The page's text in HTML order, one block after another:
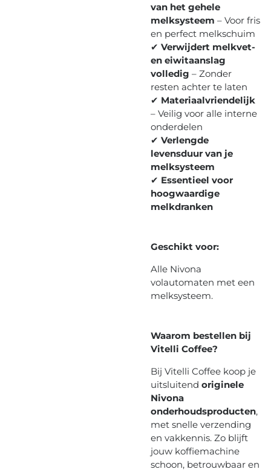
van het gehele
melksysteem – Voor fris
en perfect melkschuim
✔ Verwijdert melkvet-
en eiwitaanslag
volledig – Zonder
resten achter te laten
✔ Materiaalvriendelijk
– Veilig voor alle interne
onderdelen
✔ Verlengde
levensduur van je
melksysteem
✔ Essentieel voor
hoogwaardige
melkdranken
Geschikt voor:
Alle Nivona
volautomaten met een
melksysteem.
Waarom bestellen bij
Vitelli Coffee?
Bij Vitelli Coffee koop je
uitsluitend originele
Nivona
onderhoudsproducten,
met snelle verzending
en vakkennis. Zo blijft
jouw koffiemachine
schoon, betrouwbaar en